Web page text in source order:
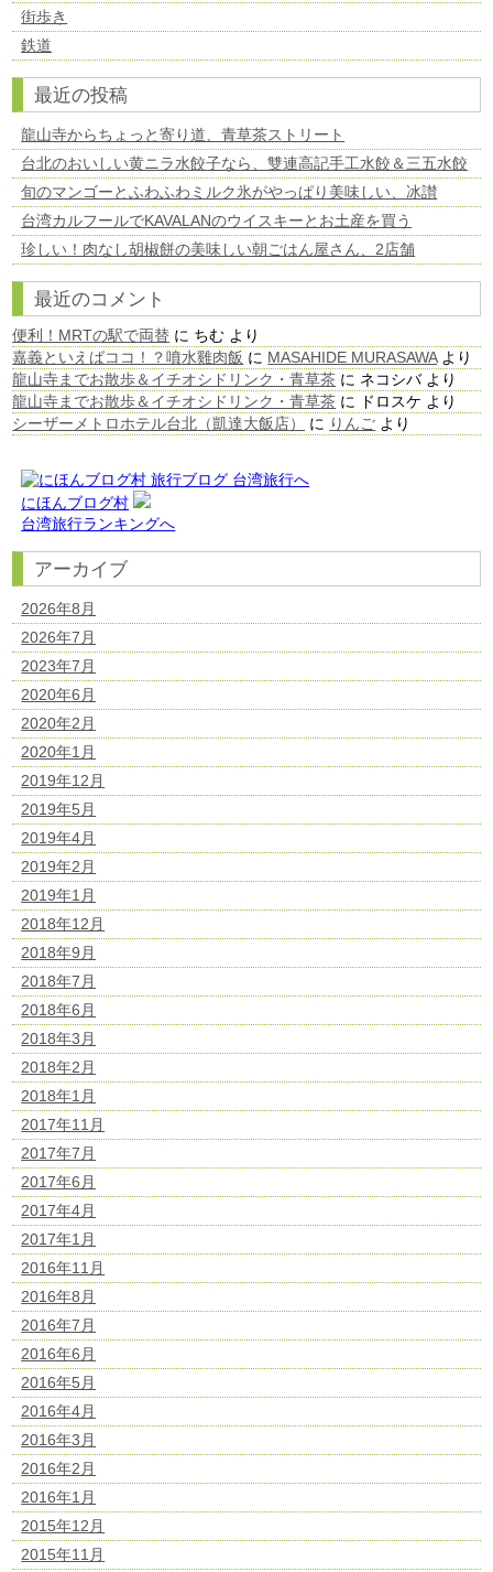
街歩き
鉄道
最近の投稿
龍山寺からちょっと寄り道、青草茶ストリート
台北のおいしい黄ニラ水餃子なら、雙連高記手工水餃＆三五水餃
旬のマンゴーとふわふわミルク氷がやっぱり美味しい、冰讃
台湾カルフールでKAVALANのウイスキーとお土産を買う
珍しい！肉なし胡椒餅の美味しい朝ごはん屋さん、2店舗
最近のコメント
便利！MRTの駅で両替 に ちむ より
嘉義といえばココ！？噴水雞肉飯 に MASAHIDE MURASAWAより
龍山寺までお散歩＆イチオシドリンク・青草茶 に ネコシバより
龍山寺までお散歩＆イチオシドリンク・青草茶 に ドロスケ より
シーザーメトロホテル台北（凱達大飯店）
に りんご より
にほんブログ村
台湾旅行ランキングへ
アーカイブ
2026年8月
2026年7月
2023年7月
2020年6月
2020年2月
2020年1月
2019年12月
2019年5月
2019年4月
2019年2月
2019年1月
2018年12月
2018年9月
2018年7月
2018年6月
2018年3月
2018年2月
2018年1月
2017年11月
2017年7月
2017年6月
2017年4月
2017年1月
2016年11月
2016年8月
2016年7月
2016年6月
2016年5月
2016年4月
2016年3月
2016年2月
2016年1月
2015年12月
2015年11月